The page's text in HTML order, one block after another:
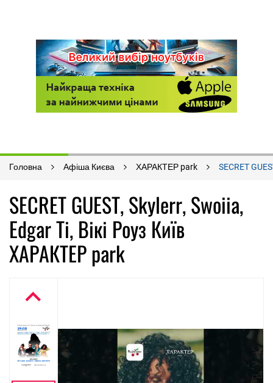
Головна Афіша Києва ХАРАКТЕР park SECRET
SECRET GUEST, Skylerr, Swoiia,
Edgar Ti, Вікі Роуз Київ
ХАРАКТЕР park